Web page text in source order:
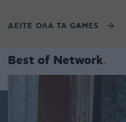
ΔΕΙΤΕ ΟΛΑ ΤΑ GAMES
Best of Network